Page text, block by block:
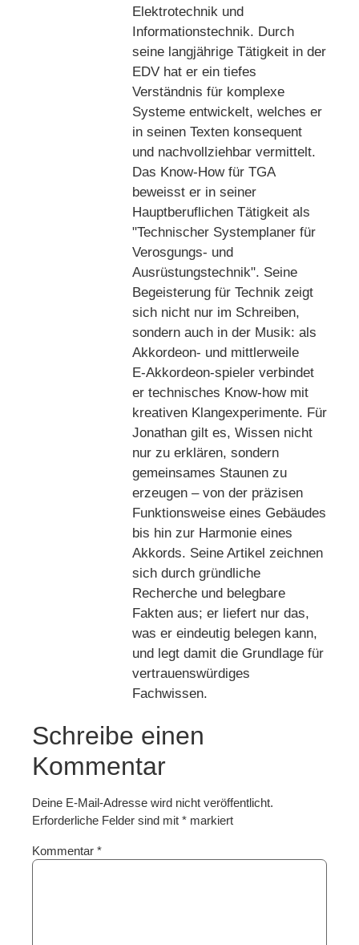
Elektrotechnik und
Informationstechnik. Durch
seine langjährige Tätigkeit in der
EDV hat er ein tiefes
Verständnis für komplexe
Systeme entwickelt, welches er
in seinen Texten konsequent
und nachvollziehbar vermittelt.
Das Know-How für TGA
beweisst er in seiner
Hauptberuflichen Tätigkeit als
"Technischer Systemplaner für
Verosgungs- und
Ausrüstungstechnik". Seine
Begeisterung für Technik zeigt
sich nicht nur im Schreiben,
sondern auch in der Musik: als
Akkordeon‑ und mittlerweile
E‑Akkordeon‑spieler verbindet
er technisches Know‑how mit
kreativen Klangexperimente. Für
Jonathan gilt es, Wissen nicht
nur zu erklären, sondern
gemeinsames Staunen zu
erzeugen – von der präzisen
Funktionsweise eines Gebäudes
bis hin zur Harmonie eines
Akkords. Seine Artikel zeichnen
sich durch gründliche
Recherche und belegbare
Fakten aus; er liefert nur das,
was er eindeutig belegen kann,
und legt damit die Grundlage für
vertrauenswürdiges
Fachwissen.
Schreibe einen
Kommentar
Deine E-Mail-Adresse wird nicht veröffentlicht.
Erforderliche Felder sind mit * markiert
Kommentar *